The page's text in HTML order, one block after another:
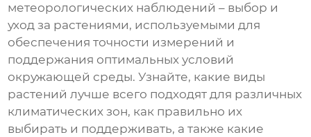
метеорологических наблюдений – выбор и
уход за растениями, используемыми для
обеспечения точности измерений и
поддержания оптимальных условий
окружающей среды. Узнайте, какие виды
растений лучше всего подходят для различных
климатических зон, как правильно их
выбирать и поддерживать, а также какие